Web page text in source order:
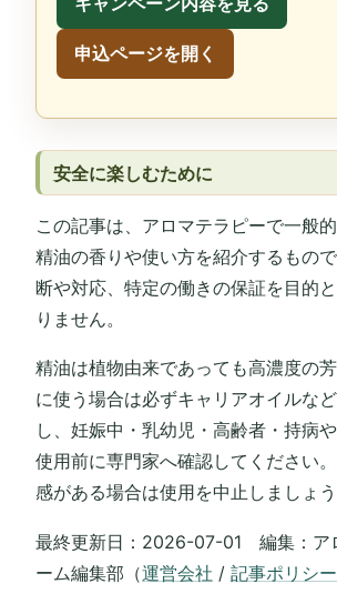
申込ページを開く
安全に楽しむために
この記事は、アロマテラピーで一般
精油の香りや使い方を紹介するもの
断や対応、特定の働きの保証を目的
りません。
精油は植物由来であっても高濃度の
に使う場合は必ずキャリアオイルな
し、妊娠中・乳幼児・高齢者・持病
使用前に専門家へ確認してください
感がある場合は使用を中止しましょう
最終更新日：2026-07-01 編集：ア
ーム編集部（運営会社 / 記事ポリシー